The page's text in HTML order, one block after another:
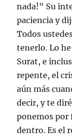
nada!" Su
paciencia y
Todos
tenerlo. Lo
Surat, e
repente, el
aún más
decir, y te
ponemos por
dentro. Es el